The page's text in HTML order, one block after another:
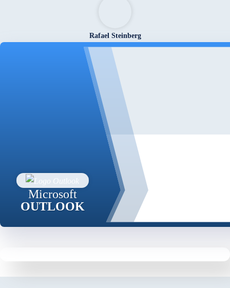
Rafael Steinberg
Microsoft
OUTLOOK